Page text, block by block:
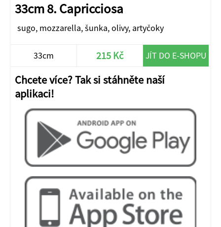
33cm 8. Capricciosa
sugo, mozzarella, šunka, olivy, artyčoky
33cm 215 Kč JÍT DO E-SHOPU
Chcete více? Tak si stáhněte naší
aplikaci!